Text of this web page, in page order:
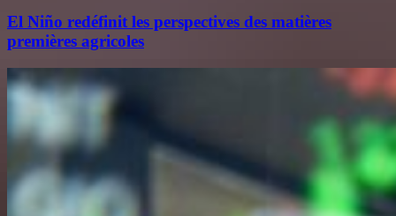
El Niño redéfinit les perspectives des matières
premières agricoles